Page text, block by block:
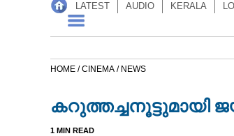
LATEST AUDIO KERALA
HOME /CINEMA / NEWS
1 MIN READ